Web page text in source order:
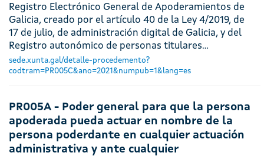
Registro Electrónico General de Apoderamientos de
Galicia, creado por el artículo 40 de la Ley 4/2019, de
17 de julio, de administración digital de Galicia, y del
Registro autonómico de personas titulares…
sede.xunta.gal/detalle-procedemento?
codtram=PR005C&ano=2021&numpub=1&lang=es
PR005A - Poder general para que la persona
apoderada pueda actuar en nombre de la
persona poderdante en cualquier actuación
administrativa y ante cualquier